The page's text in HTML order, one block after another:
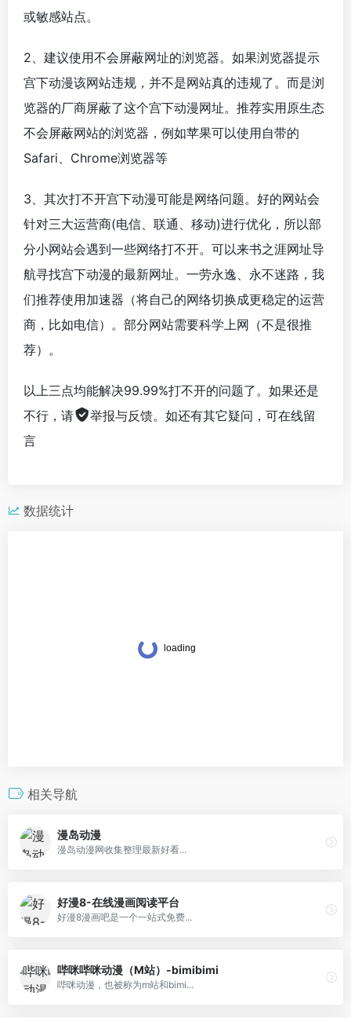
或敏感站点。
2、建议使用不会屏蔽网址的浏览器。如果浏览器提示
宫下动漫该网站违规，并不是网站真的违规了。而是浏
览器的厂商屏蔽了这个宫下动漫网址。推荐实用原生态
不会屏蔽网站的浏览器，例如苹果可以使用自带的
Safari、Chrome浏览器等
3、其次打不开宫下动漫可能是网络问题。好的网站会
针对三大运营商(电信、联通、移动)进行优化，所以部
分小网站会遇到一些网络打不开。可以来书之涯网址导
航寻找宫下动漫的最新网址。一劳永逸、永不迷路，我
们推荐使用加速器（将自己的网络切换成更稳定的运营
商，比如电信）。部分网站需要科学上网（不是很推
荐）。
以上三点均能解决99.99%打不开的问题了。如果还是
不行，请
举报与反馈。如还有其它疑问，可在线留
言
数据统计
相关导航
漫岛动漫
漫岛动漫网收集整理最新好看...
好漫8-在线漫画阅读平台
好漫8漫画吧是一个一站式免费...
哔咪哔咪动漫（M站）-bimibimi
哔咪动漫，也被称为m站和bimi...